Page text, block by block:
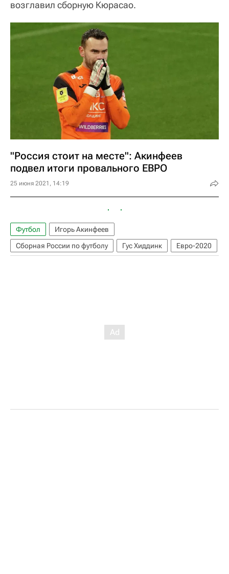
возглавил сборную Кюрасао.
"Россия стоит на месте": Акинфеев
подвел итоги провального ЕВРО
25 июня 2021, 14:19
Футбол
Игорь Акинфеев
Сборная России по футболу
Гус Хиддинк Евро-2020